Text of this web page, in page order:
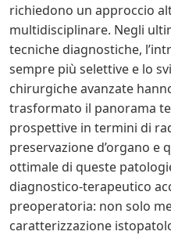
richiedono un approccio
multidisciplinare. Negli
tecniche diagnostiche,
sempre più selettive e lo
chirurgiche avanzate
trasformato il panorama
prospettive in termini di
preservazione d’organo e
ottimale di queste
diagnostico-terapeutico
preoperatoria: non solo
caratterizzazione